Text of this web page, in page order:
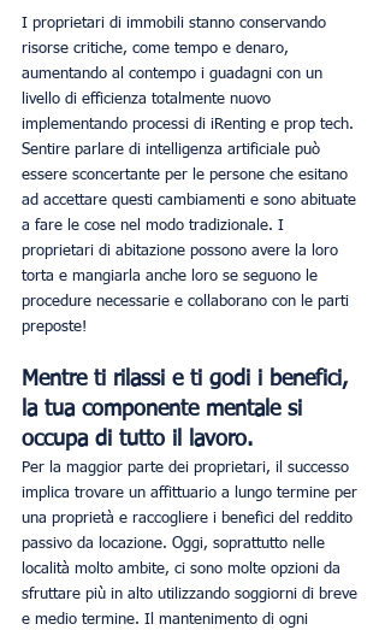
I proprietari di immobili stanno conservando
risorse critiche, come tempo e denaro,
aumentando al contempo i guadagni con un
livello di efficienza totalmente nuovo
implementando processi di iRenting e prop tech.
Sentire parlare di intelligenza artificiale può
essere sconcertante per le persone che esitano
ad accettare questi cambiamenti e sono abituate
a fare le cose nel modo tradizionale. I
proprietari di abitazione possono avere la loro
torta e mangiarla anche loro se seguono le
procedure necessarie e collaborano con le parti
preposte!
Mentre ti rilassi e ti godi i benefici,
la tua componente mentale si
occupa di tutto il lavoro.
Per la maggior parte dei proprietari, il successo
implica trovare un affittuario a lungo termine per
una proprietà e raccogliere i benefici del reddito
passivo da locazione. Oggi, soprattutto nelle
località molto ambite, ci sono molte opzioni da
sfruttare più in alto utilizzando soggiorni di breve
e medio termine. Il mantenimento di ogni